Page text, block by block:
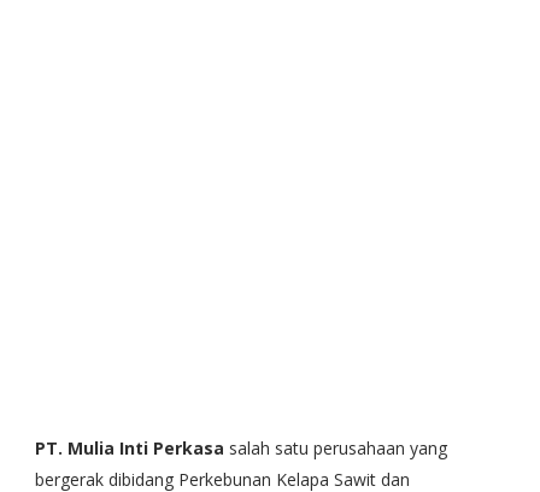
PT. Mulia Inti Perkasa salah satu perusahaan yang
bergerak dibidang Perkebunan Kelapa Sawit dan